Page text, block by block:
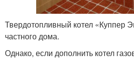
Твердотопливный котел «Куппер
частного дома.
Однако, если дополнить котел